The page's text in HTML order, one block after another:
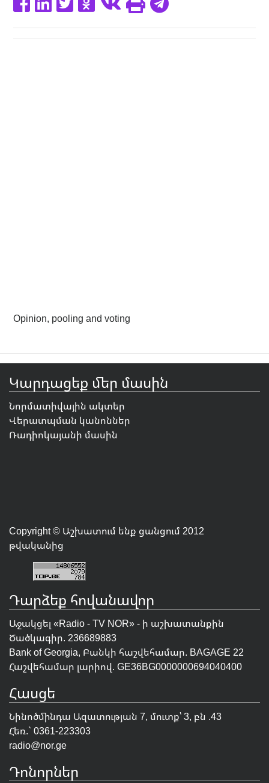
Opinion, pooling and voting
Կարդացեք մեր մասին
Նորմատիվային ակտեր
Վերատպման կանոններ
Ռադիոկայանի մասին
Copyright © Աշխատում ենք ցանցում 2012
թվականից
Դարձեք հովանավոր
Աջակցել «Radio - TV NOR» - ի աշխատանքին
Ծածկագիր. 236689883
Bank of Georgia, Բանկի հաշվեհամար. BAGAGE 22
Հաշվեհամար լարիով. GE36BG0000000694040400
Հասցե
Նինոծմինդա Ազատության 7, մուտք՝ 3, բն .43
Հեռ.` 0361-223303
radio@nor.ge
Դոնորներ